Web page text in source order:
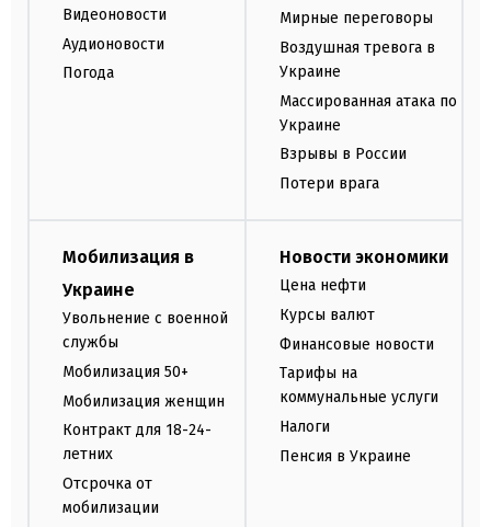
Видеоновости
Аудионовости
Погода
Мирные переговоры
Воздушная тревога в
Украине
Массированная атака по
Украине
Взрывы в России
Потери врага
Мобилизация в
Украине
Увольнение с военной
службы
Мобилизация 50+
Мобилизация женщин
Контракт для 18-24-
летних
Отсрочка от
мобилизации
Новости экономики
Цена нефти
Курсы валют
Финансовые новости
Тарифы на
коммунальные услуги
Налоги
Пенсия в Украине